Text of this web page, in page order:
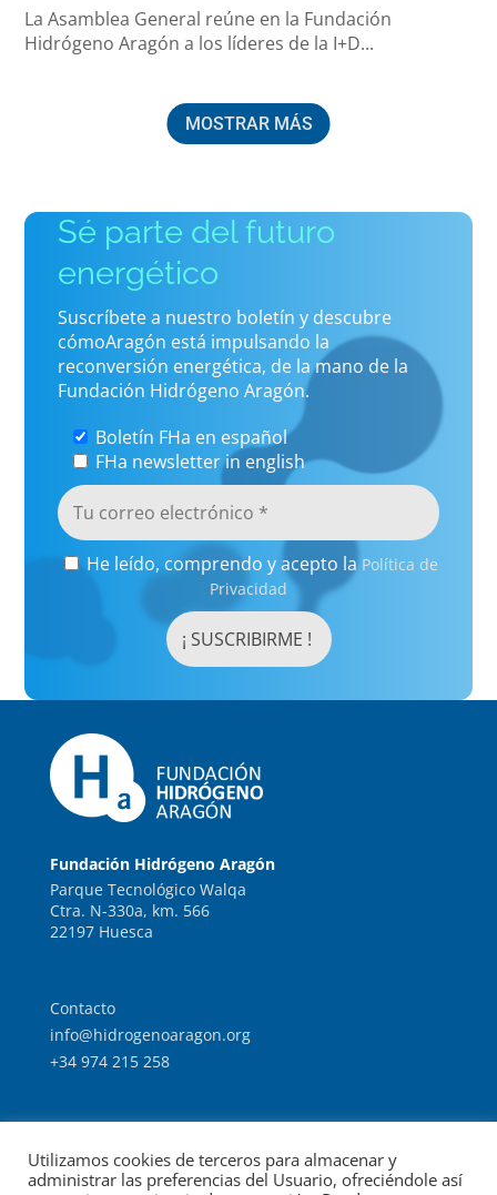
La Asamblea General reúne en la Fundación
Hidrógeno Aragón a los líderes de la I+D...
MOSTRAR MÁS
Sé parte del futuro
energético
Suscríbete a nuestro boletín y descubre
cómoAragón está impulsando la
reconversión energética, de la mano de la
Fundación Hidrógeno Aragón.
Boletín FHa en español
FHa newsletter in english
He leído, comprendo y acepto la Política de
Privacidad
Fundación Hidrógeno Aragón
Parque Tecnológico Walqa
Ctra. N-330a, km. 566
22197 Huesca
Contacto
info@hidrogenoaragon.org
+34 974 215 258
Intranet
Utilizamos cookies de terceros para almacenar y
administrar las preferencias del Usuario, ofreciéndole así